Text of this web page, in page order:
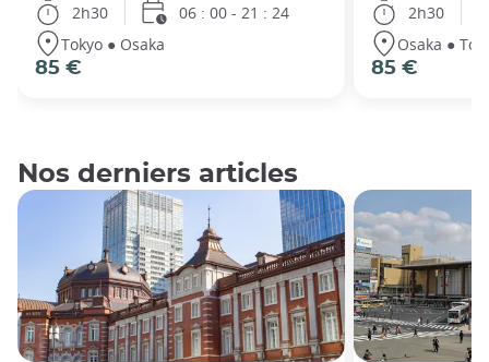
2h30
06 : 00 - 21 : 24
Tokyo ● Osaka
85 €
2h30
Osaka ●
85 €
Nos derniers articles